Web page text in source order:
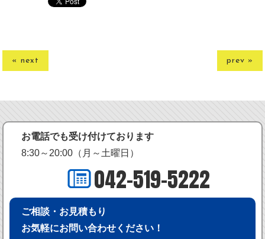
« next prev »
お電話でも受け付けております
8:30～20:00（月～土曜日）
042-519-5222
ご相談・お見積もり
お気軽にお問い合わせください！